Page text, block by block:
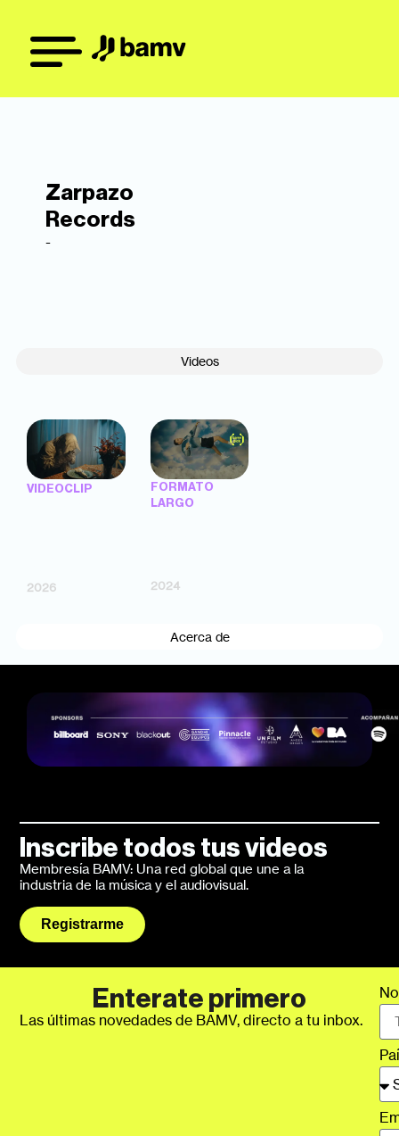
Zarpazo
Records
-
Videos
Acerca de
VIDEOCLIP
2026
FORMATO
LARGO
2024
Inscribe todos tus videos
Membresía BAMV: Una red global que une a la
industria de la música y el audiovisual.
Registrarme
Enterate primero
Las últimas novedades de BAMV, directo a tu inbox.